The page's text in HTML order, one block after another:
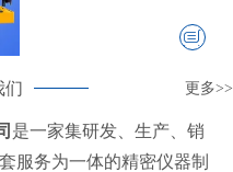
们 更多>>
是一家集研发、生产、销
服务为一体的精密仪器制